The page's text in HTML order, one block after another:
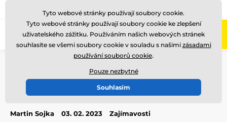
Zavolejte nám (Po-Pá 8-17)
Poháry Kravaře
Martin Sojka 03. 02. 2023 Zajímavosti
Tyto webové stránky používají soubory cookie.
Tyto webové stránky používají soubory cookie ke zlepšení
uživatelského zážitku. Používáním našich webových stránek
souhlasíte se všemi soubory cookie v souladu s našimi zásadami
používání souborů cookie.
Pouze nezbytné
Souhlasím